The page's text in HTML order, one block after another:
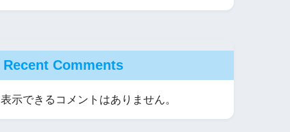
Recent Comments
表示できるコメントはありません。